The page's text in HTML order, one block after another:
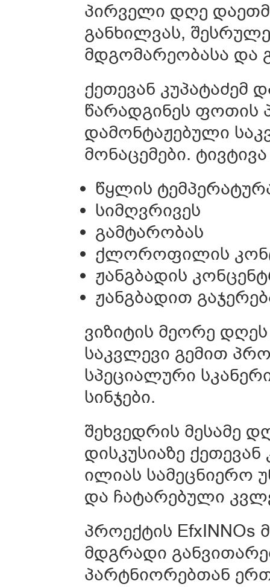
პირველი დღე
განხილვას,
მდგომარეობასა და
ქეთევან კუპატაძემ
წარადგინეს ფოთის
დამონტაჟებული
მონაცემები.
წყლის
სიმღვრივეს
გამტარობას
ქლოროფილის
ჟანგბადის
ჟანგბადით
ვიზიტის მეორე
საკვლევი გემით
სპეციალური
სინჯები.
შეხვედრის მესამე
დისკუსიაზე
ილიას სამეცნიერო
და ჩატარებული
პროექტის EfxINNOs
მდგრადი
პარტნიორებთან